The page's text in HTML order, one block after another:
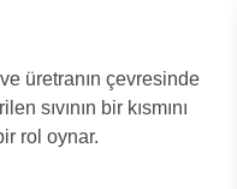
üretranın çevresinde
sıvının bir kısmını
rol oynar.